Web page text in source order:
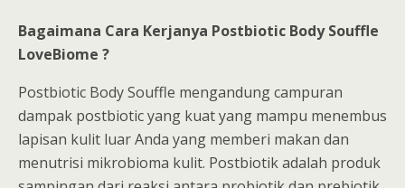
Bagaimana Cara Kerjanya Postbiotic Body Souffle
LoveBiome ?
Postbiotic Body Souffle mengandung campuran
dampak postbiotic yang kuat yang mampu menembus
lapisan kulit luar Anda yang memberi makan dan
menutrisi mikrobioma kulit. Postbiotik adalah produk